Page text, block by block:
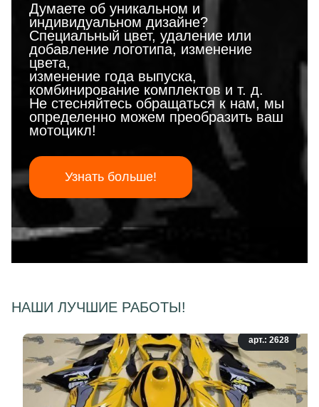
Думаете об уникальном и
индивидуальном дизайне?
Специальный цвет, удаление или
добавление логотипа, изменение
цвета,
изменение года выпуска,
комбинирование комплектов и т. д.
Не стесняйтесь обращаться к нам, мы
определенно можем преобразить ваш
мотоцикл!
Узнать больше!
НАШИ ЛУЧШИЕ РАБОТЫ!
арт.: 2628